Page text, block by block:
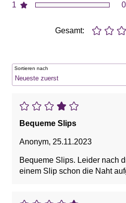
1
0
Gesamt:
Sortieren nach
Bequeme Slips
Anonym, 25.11.2023
Bequeme Slips. Leider nach
einem Slip schon die Naht